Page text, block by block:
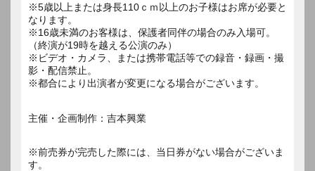
※5歳以上または身長110ｃｍ以上のお子様はお席が必要と
なります。
※16歳未満のお客様は、保護者同伴の場合のみ入場可。
（終演が19時を越える公演のみ）
※ビデオ・カメラ、または携帯電話等での録音・録画・撮
影・配信禁止。
※都合により出演者が変更になる場合がございます。
主催・企画制作：吉本興業
※前売券が完売した際には、当日券がない場合がございま
す。